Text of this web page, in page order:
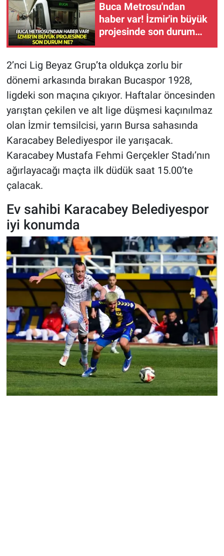
Buca Metrosu'ndan
haber var! İzmir'in büyük
projesinde son durum
2’nci Lig Beyaz Grup’ta oldukça zorlu bir
dönemi arkasında bırakan Bucaspor 1928,
ligdeki son maçına çıkıyor. Haftalar öncesinden
yarıştan çekilen ve alt lige düşmesi kaçınılmaz
olan İzmir temsilcisi, yarın Bursa sahasında
Karacabey Belediyespor ile yarışacak.
Karacabey Mustafa Fehmi Gerçekler Stadı’nın
ağırlayacağı maçta ilk düdük saat 15.00’te
çalacak.
Ev sahibi Karacabey Belediyespor
iyi konumda